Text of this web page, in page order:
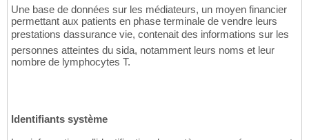
Une base de données sur les médiateurs, un moyen financier
permettant aux patients en phase terminale de vendre leurs
prestations dassurance vie, contenait des informations sur les
personnes atteintes du sida, notamment leurs noms et leur
nombre de lymphocytes T.
Identifiants système